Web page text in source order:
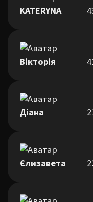
KATERYNA
Вікторія
Діана
Єлизавета